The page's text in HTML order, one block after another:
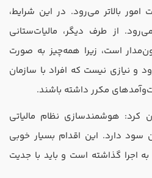
بالاتر می‌رود. در این شرایط،
از طرف دیگر، مالیات‌ستانی
است، زیرا همه‌چیز به صورت
نیازی نیست که افراد با سازمان
مکرر داشته باشند.
کرد: هوشمندسازی نظام مالیاتی
سود دارد. این اقدام بسیار خوبی
اجرا گذاشته است و باید با جدیت